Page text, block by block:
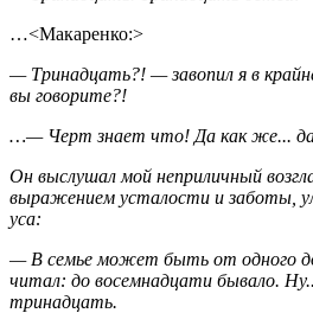
…<Макаренко:>
— Тринадцать?! — завопил я в
вы говорите?!
…— Черт знает что! Да как же... да
Он выслушал мой неприличный
выражением усталости и заботы,
уса:
— В семье может быть от одного
читал: до восемнадцати бывало.
тринадцать.